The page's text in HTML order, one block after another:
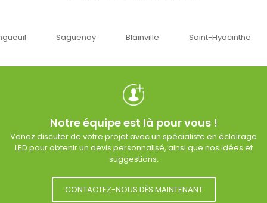
Blainville Saint-Hyacinthe Ottawa
Notre équipe est là pour vous !
Venez discuter de votre projet avec un spécialiste en éclairage
LED pour obtenir un devis personnalisé, ainsi que nos idées et
suggestions.
CONTACTEZ-NOUS DÈS MAINTENANT